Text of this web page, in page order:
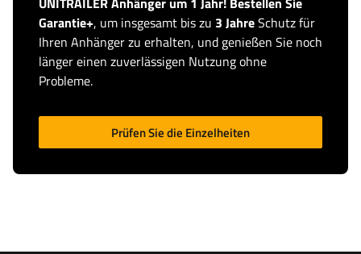
Garantie+, um insgesamt bis zu 3 JahreSchutz für
Ihren Anhänger zu erhalten, und genießen Sie noch
länger einen zuverlässigen Nutzung ohne
Probleme.
Prüfen Sie die Einzelheiten